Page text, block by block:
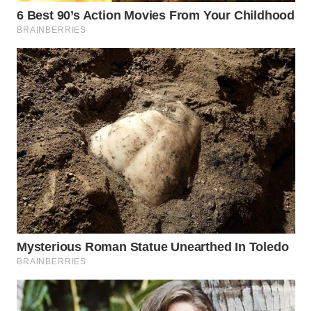
SUMEDANG
WN
CIANJUR
WN
KEPULAUAN
SERIBU
WN
TANGERANG
WN
BINJAI
CIREBON